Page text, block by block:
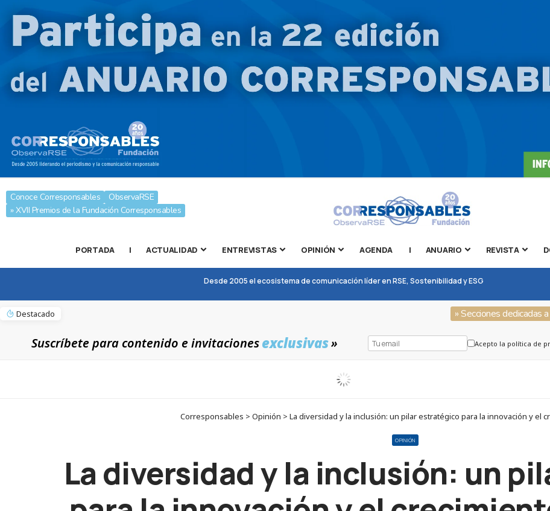
Conoce Corresponsables
ObservaRSE
» XVII Premios de la Fundación Corresponsables
PORTADA | ACTUALIDAD ENTREVISTAS OPINIÓN AGENDA | ANUARIO REVISTA
Desde 2005 el ecosistema de comunicación líder en RSE, Sostenibilidad y ESG
Destacado » Secciones dedicadas
Suscríbete para contenido e invitacionesexclusivas» Acepto la política de
Corresponsables > Opinión > La diversidad y la inclusión: un pilar estratégico para la innovación y el
OPINIÓN
La diversidad y la inclusión: un